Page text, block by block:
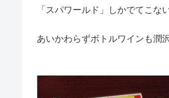
「スパワールド」しかでてこな
あいかわらずボトルワインも潤